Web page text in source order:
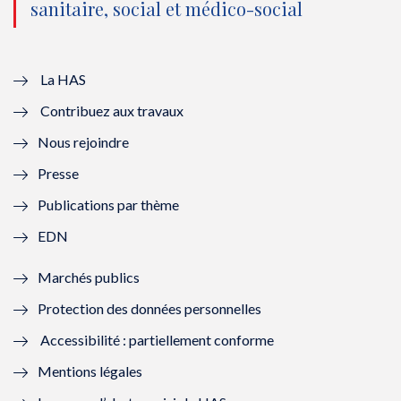
u
l
l
f
n
ê
t
r
o
e
e
n
ê
u
ê
t
o
ê
sanitaire, social et médico-social
La HAS
Contribuez aux travaux
Nous rejoindre
Presse
Publications par thème
EDN
Marchés publics
Protection des données personnelles
Accessibilité : partiellement conforme
Mentions légales